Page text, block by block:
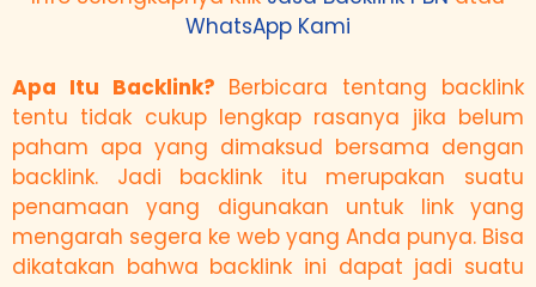
WhatsApp Kami
Apa Itu Backlink? Berbicara tentang backlink
tentu tidak cukup lengkap rasanya jika belum
paham apa yang dimaksud bersama dengan
backlink. Jadi backlink itu merupakan suatu
penamaan yang digunakan untuk link yang
mengarah segera ke web yang Anda punya. Bisa
dikatakan bahwa backlink ini dapat jadi suatu